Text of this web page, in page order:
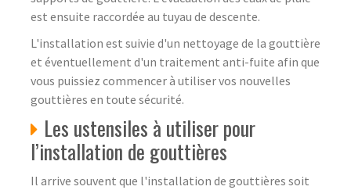
est ensuite raccordée au tuyau de descente.
L'installation est suivie d'un nettoyage de la gouttière
et éventuellement d'un traitement anti-fuite afin que
vous puissiez commencer à utiliser vos nouvelles
gouttières en toute sécurité.
Les ustensiles à utiliser pour
l’installation de gouttières
Il arrive souvent que l'installation de gouttières soit